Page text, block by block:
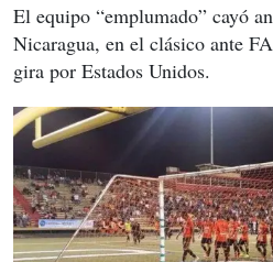
El equipo “emplumado” cayó
Nicaragua, en el clásico ante
gira por Estados Unidos.